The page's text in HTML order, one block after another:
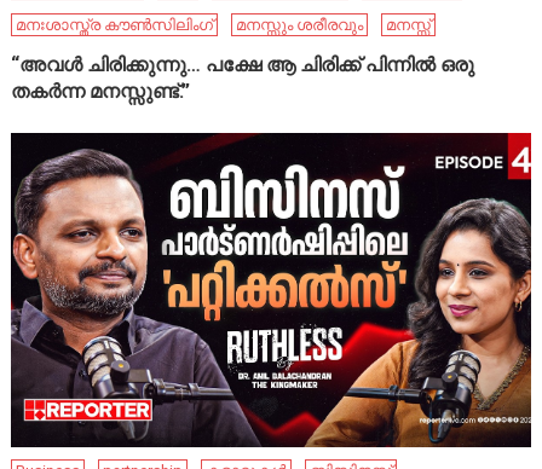
മനഃശാസ്ത്ര കൗൺസിലിംഗ്
മനസ്സും ശരീരവും മനസ്സ്
“അവൾ ചിരിക്കുന്നു… പക്ഷേ ആ ചിരിക്ക് പിന്നിൽ ഒരു
തകർന്ന മനസ്സുണ്ട്.”